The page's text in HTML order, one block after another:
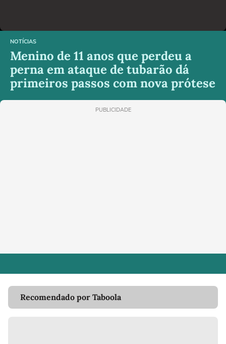
NOTÍCIAS
Menino de 11 anos que perdeu a
perna em ataque de tubarão dá
primeiros passos com nova prótese
PUBLICIDADE
Recomendado por Taboola